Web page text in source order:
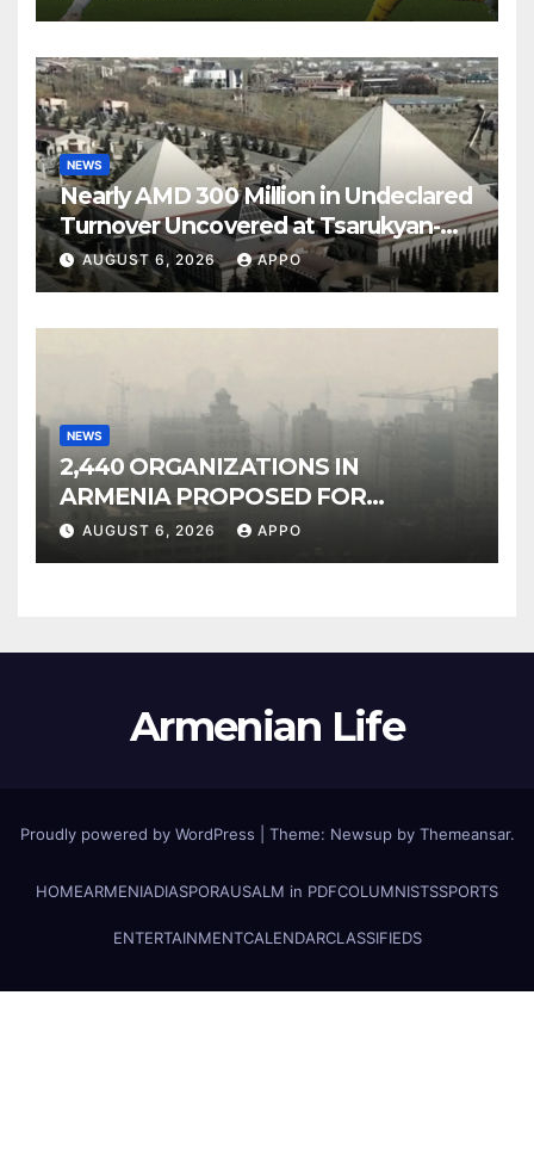
NEWS
Nearly AMD 300 Million in Undeclared
Turnover Uncovered at Tsarukyan-
Owned Entertainment Center
AUGUST 6, 2026 APPO
NEWS
2,440 ORGANIZATIONS IN
ARMENIA PROPOSED FOR
INCLUSION IN LIST OF AIR
AUGUST 6, 2026 APPO
Armenian Life
Proudly powered by WordPress Theme: Newsup by Themeansar.
HOMEARMENIADIASPORAUSALM in PDFCOLUMNISTSSPORTS
ENTERTAINMENTCALENDARCLASSIFIEDS